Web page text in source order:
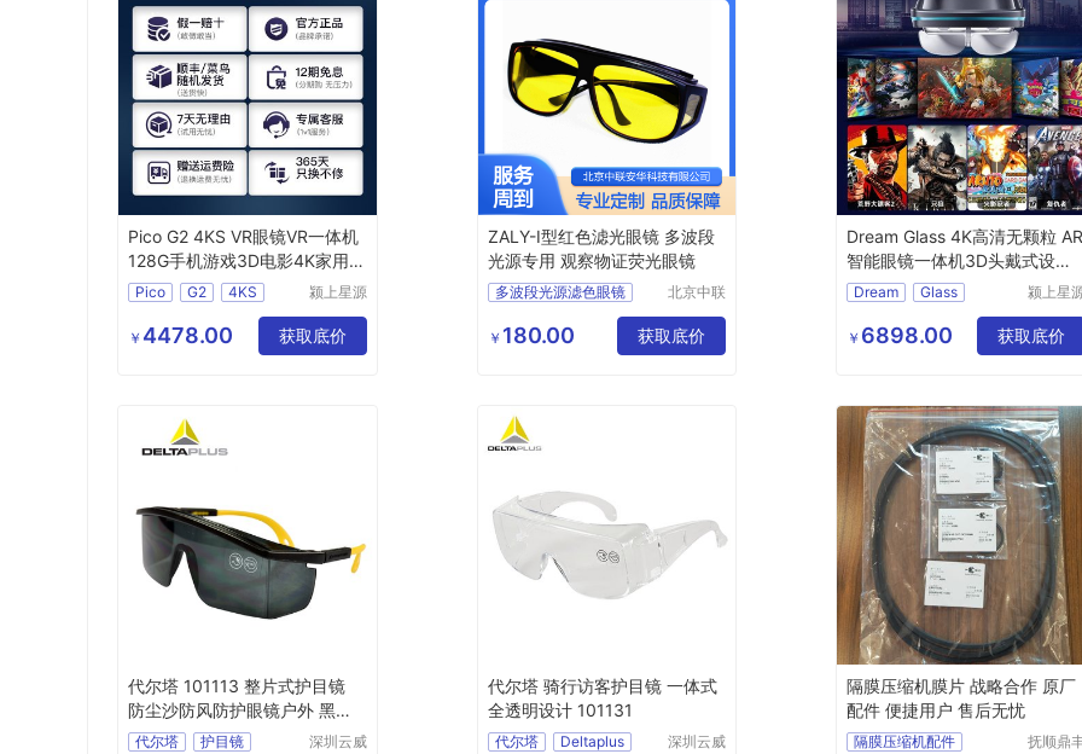
Pico G2 4KS VR眼镜VR一体机
128G手机游戏3D电影4K家用头
戴vr虚拟现实VR眼镜智
Pico G2 4KS
颍上星源
有限公司
￥ 4478.00 获取底价
ZALY-I型红色滤光眼镜 多波段
光源专用 观察物证荧光眼镜
多波段光源滤色眼镜
滤色眼镜
生物检材发现仪眼镜
北京中联
有限公司
￥ 180.00 获取底价
Dream Glass 4K高清无颗粒 AR
智能眼镜一体机3D头戴式设备a
r增强现实vr眼镜虚拟游戏
Dream Glass
颍上星
有限公司
￥ 6898.00 获取底价
代尔塔 101113 整片式护目镜
防尘沙防风防护眼镜户外 黑色
运动骑行
代尔塔
护目镜
深圳云威
代尔塔 骑行访客护目镜 一体式
全透明设计 101131
代尔塔
Deltaplus
深圳云威
隔膜压缩机膜片 战略合作 原厂
配件 便捷用户 售后无忧
隔膜压缩机配件
抚顺鼎